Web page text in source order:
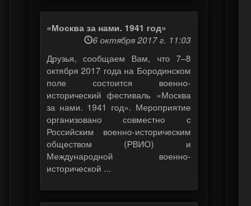
«Москва за нами. 1941 год»
6 октября 2017 г. 11:03
Друзья, сообщаем Вам, что 7–8
октября 2017 года на Бородинском
поле состоится военно-
исторический фестиваль «Москва
за нами. 1941 год». Мероприятие
организовано совместно с
Российским военно-историческим
обществом (РВИО) и
Международной военно-
исторической ...